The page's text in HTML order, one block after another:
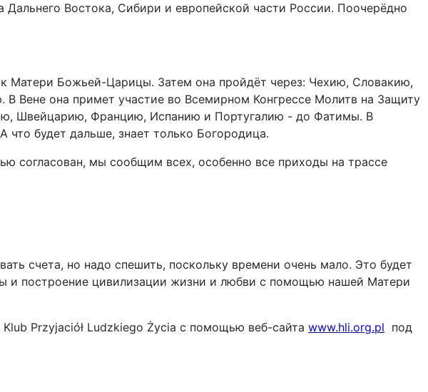
Востока, Сибири и европейской части России. Поочерёдно
Матери Божьей-Царицы. Затем она пройдёт через: Чехию, Словакию,
Вене она примет участие во Всемирном Конгрессе Молитв на Защиту
Швейцарию, Францию, Испанию и Португалию - до Фатимы. В
будет дальше, знает только Богородица.
согласован, мы сообщим всех, особенно все приходы на трассе
счета, но надо спешить, поскольку времени очень мало. Это будет
и построение цивилизации жизни и любви с помощью нашей Матери
Przyjaciół Ludzkiego Życia с помощью веб-сайта www.hli.org.pl под